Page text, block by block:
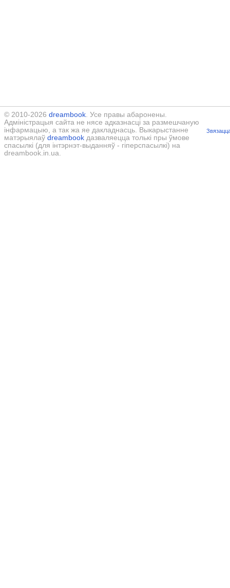
© 2010-2026 dreambook. Усе правы абаронены.
Адміністрацыя сайта не нясе адказнасці за размешчаную
інфармацыю, а так жа яе дакладнасць. Выкарыстанне
матэрыялаў dreambook дазваляецца толькі пры ўмове
спасылкі (для інтэрнэт-выданняў - гіперспасылкі) на
dreambook.in.ua.